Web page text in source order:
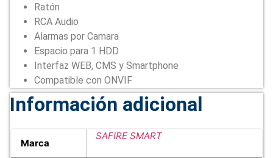
Ratón
RCA Audio
Alarmas por Camara
Espacio para 1 HDD
Interfaz WEB, CMS y Smartphone
Compatible con ONVIF
Información adicional
Marca
SAFIRE SMART